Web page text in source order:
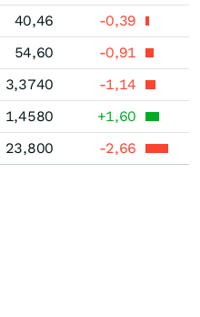
40,46
-0,39
54,60
-0,91
3,3740
-1,14
1,4580
+1,60
23,800 -2,66